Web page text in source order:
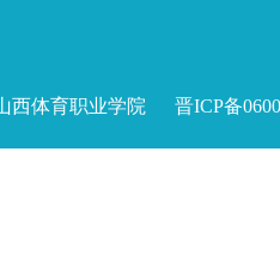
西体育职业学院 晋ICP备